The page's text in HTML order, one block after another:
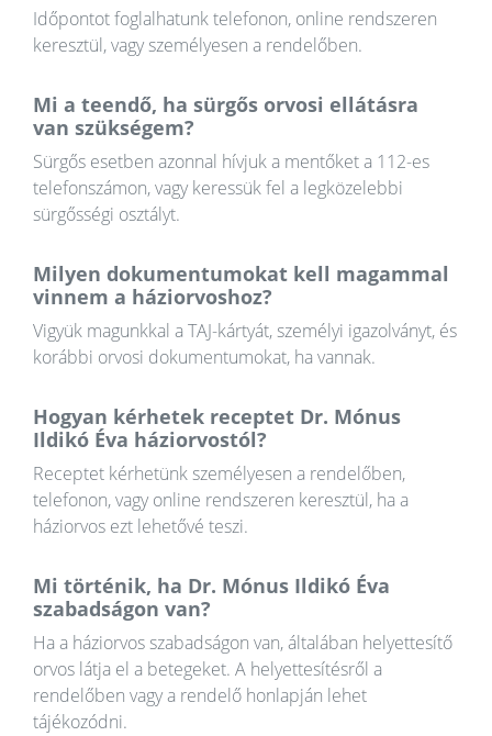
Időpontot foglalhatunk telefonon, online rendszeren
keresztül, vagy személyesen a rendelőben.
Mi a teendő, ha sürgős orvosi ellátásra
van szükségem?
Sürgős esetben azonnal hívjuk a mentőket a 112-es
telefonszámon, vagy keressük fel a legközelebbi
sürgősségi osztályt.
Milyen dokumentumokat kell magammal
vinnem a háziorvoshoz?
Vigyük magunkkal a TAJ-kártyát, személyi igazolványt, és
korábbi orvosi dokumentumokat, ha vannak.
Hogyan kérhetek receptet Dr. Mónus
Ildikó Éva háziorvostól?
Receptet kérhetünk személyesen a rendelőben,
telefonon, vagy online rendszeren keresztül, ha a
háziorvos ezt lehetővé teszi.
Mi történik, ha Dr. Mónus Ildikó Éva
szabadságon van?
Ha a háziorvos szabadságon van, általában helyettesítő
orvos látja el a betegeket. A helyettesítésről a
rendelőben vagy a rendelő honlapján lehet
tájékozódni.